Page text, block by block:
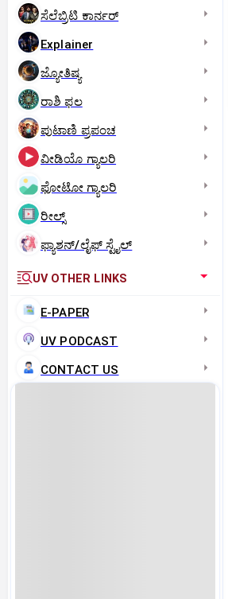
ಸೆಲೆಬ್ರಿಟಿ ಕಾರ್ನರ್‌
Explainer
ಜ್ಯೋತಿಷ್ಯ
ರಾಶಿ ಫಲ
ಪುಟಾಣಿ ಪ್ರಪಂಚ
ವೀಡಿಯೊ ಗ್ಯಾಲರಿ
ಫೋಟೋ ಗ್ಯಾಲರಿ
ರೀಲ್ಸ್
ಫ್ಯಾಶನ್/ಲೈಫ್‌ ಸ್ಟೈಲ್
UV OTHER LINKS
E-PAPER
UV PODCAST
CONTACT US